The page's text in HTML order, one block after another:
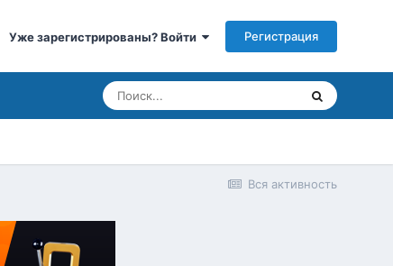
Уже зарегистрированы? Войти Регистрация
Вся активность